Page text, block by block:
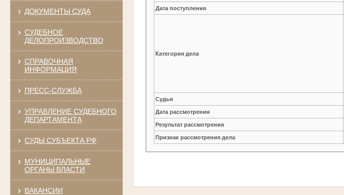
ДОКУМЕНТЫ СУДА
СУДЕБНОЕ
ДЕЛОПРОИЗВОДСТВО
СПРАВОЧНАЯ
ИНФОРМАЦИЯ
ПРЕСС-СЛУЖБА
УПРАВЛЕНИЕ СУДЕБНОГО
ДЕПАРТАМЕНТА
СУДЫ СУБЪЕКТА РФ
МУНИЦИПАЛЬНЫЕ
ОРГАНЫ ВЛАСТИ
ВАКАНСИИ
Дата поступления
Категория дела
Судья
Дата рассмотрения
Результат рассмотрения
Признак рассмотрения дела